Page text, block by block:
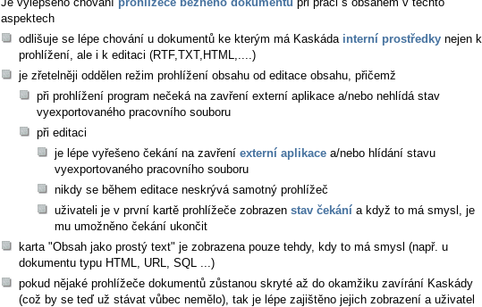
aspektech
odlišuje se lépe chování u dokumentů ke kterým má Kaskáda interní prostředky nejen k
prohlížení, ale i k editaci (RTF,TXT,HTML,....)
je zřetelněji oddělen režim prohlížení obsahu od editace obsahu, přičemž
při prohlížení program nečeká na zavření externí aplikace a/nebo nehlídá stav
vyexportovaného pracovního souboru
při editaci
je lépe vyřešeno čekání na zavření externí aplikace a/nebo hlídání stavu
vyexportovaného pracovního souboru
nikdy se během editace neskrývá samotný prohlížeč
uživateli je v první kartě prohlížeče zobrazen stav čekání a když to má smysl, je
mu umožněno čekání ukončit
karta "Obsah jako prostý text" je zobrazena pouze tehdy, kdy to má smysl (např. u
dokumentu typu HTML, URL, SQL ...)
pokud nějaké prohlížeče dokumentů zůstanou skryté až do okamžiku zavírání Kaskády
(což by se teď už stávat vůbec nemělo), tak je lépe zajištěno jejich zobrazení a uživatel